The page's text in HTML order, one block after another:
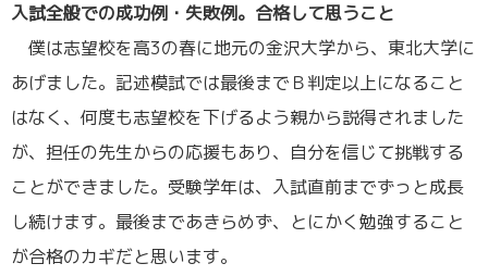
入試全般での成功例・失敗例。合格して思うこと
僕は志望校を高3の春に地元の金沢大学から、東北大学に
あげました。記述模試では最後までＢ判定以上になること
はなく、何度も志望校を下げるよう親から説得されました
が、担任の先生からの応援もあり、自分を信じて挑戦する
ことができました。受験学年は、入試直前までずっと成長
し続けます。最後まであきらめず、とにかく勉強すること
が合格のカギだと思います。